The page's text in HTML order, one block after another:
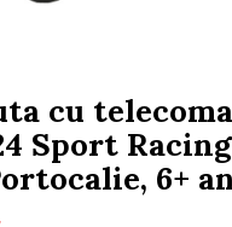
si
cu
Sport Racing
6+